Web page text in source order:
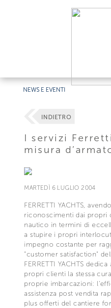
NEWS E EVENTI
INDIETRO
I servizi
misura
MARTEDÌ 6 LUGLIO 2004
FERRETTI YACHTS,
riconoscimenti dai propri
nautico in termini di
a stupire i propri
impegno costante per
"customer satisfaction"
FERRETTI YACHTS
propri clienti la stessa
proprie imbarcazioni:
assistenza post vendita
plus offerti del cantiere